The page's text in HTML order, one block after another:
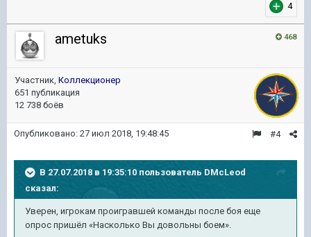
4
468
ametuks
Участник, Коллекционер
651 публикация
12 738 боёв
#4
Опубликовано: 27 июл 2018, 19:48:45
В 27.07.2018 в 19:35:10 пользователь DMcLeod
сказал:
Уверен, игрокам проигравшей команды после боя еще
опрос пришёл «Насколько Вы довольны боем».